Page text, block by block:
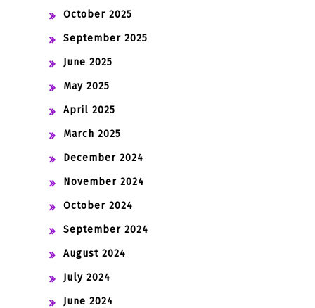
October 2025
September 2025
June 2025
May 2025
April 2025
March 2025
December 2024
November 2024
October 2024
September 2024
August 2024
July 2024
June 2024